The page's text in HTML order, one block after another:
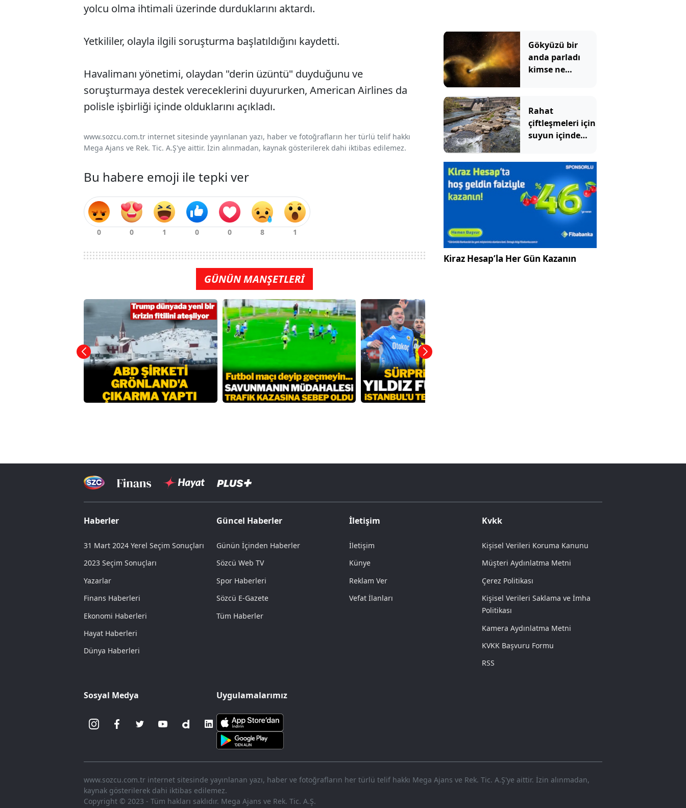
yolcu olma ihtimali üzerinde durduklarını aktardı.
Yetkililer, olayla ilgili soruşturma başlatıldığını kaydetti.
Havalimanı yönetimi, olaydan "derin üzüntü" duyduğunu ve
soruşturmaya destek vereceklerini duyururken, American Airlines da
polisle işbirliği içinde olduklarını açıkladı.
www.sozcu.com.tr internet sitesinde yayınlanan yazı, haber ve fotoğrafların her türlü telif hakkı
Mega Ajans ve Rek. Tic. A.Ş'ye aittir. İzin alınmadan, kaynak gösterilerek dahi iktibas edilemez.
Bu habere emoji ile tepki ver
GÜNÜN MANŞETLERİ
Gökyüzü bir
anda parladı
kimse ne
insanları
çözemedi yapay
zekâ anında
açıkladı
Rahat
çiftleşmeleri için
suyun içinde
Kiraz Hesap’la Her Gün Kazanın
Haberler
31 Mart 2024 Yerel Seçim Sonuçları
2023 Seçim Sonuçları
Yazarlar
Finans Haberleri
Ekonomi Haberleri
Hayat Haberleri
Dünya Haberleri
Güncel Haberler
Günün İçinden Haberler
Sözcü Web TV
Spor Haberleri
Sözcü E-Gazete
Tüm Haberler
İletişim
İletişim
Künye
Reklam Ver
Vefat İlanları
Kvkk
Kişisel Verileri Koruma Kanunu
Müşteri Aydınlatma Metni
Çerez Politikası
Kişisel Verileri Saklama ve İmha
Politikası
Kamera Aydınlatma Metni
KVKK Başvuru Formu
RSS
Sosyal Medya Uygulamalarımız
www.sozcu.com.tr internet sitesinde yayınlanan yazı, haber ve fotoğrafların her türlü telif hakkı Mega Ajans ve Rek. Tic. A.Ş'ye aittir. İzin alınmadan,
kaynak gösterilerek dahi iktibas edilemez.
Copyright © 2023 - Tüm hakları saklıdır. Mega Ajans ve Rek. Tic. A.Ş.